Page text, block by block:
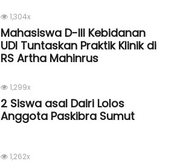
1,304x
Mahasiswa D-III Kebidanan
UDI Tuntaskan Praktik Klinik di
RS Artha Mahinrus
1,299x
2 Siswa asal Dairi Lolos
Anggota Paskibra Sumut
1,262x